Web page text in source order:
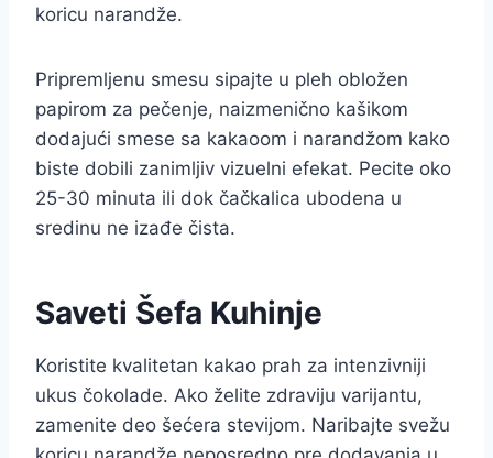
koricu narandže.
Pripremljenu smesu sipajte u pleh obložen
papirom za pečenje, naizmenično kašikom
dodajući smese sa kakaoom i narandžom kako
biste dobili zanimljiv vizuelni efekat. Pecite oko
25-30 minuta ili dok čačkalica ubodena u
sredinu ne izađe čista.
Saveti Šefa Kuhinje
Koristite kvalitetan kakao prah za intenzivniji
ukus čokolade. Ako želite zdraviju varijantu,
zamenite deo šećera stevijom. Naribajte svežu